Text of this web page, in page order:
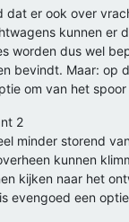
dat er ook over
kunnen er
worden dus wel
bevindt. Maar: op
om van het
2
minder storend
kunnen
kijken naar het
evengoed een